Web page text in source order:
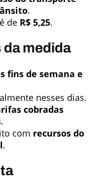
.
de R$ 5,25.
medida
fins de semana e
nesses dias.
cobradas
.
com recursos do
.